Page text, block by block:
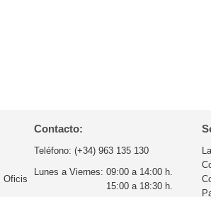
Oficis
Contacto:
Teléfono: (+34) 963 135 130
Lunes a Viernes: 09:00 a 14:00 h.
15:00 a 18:30 h.